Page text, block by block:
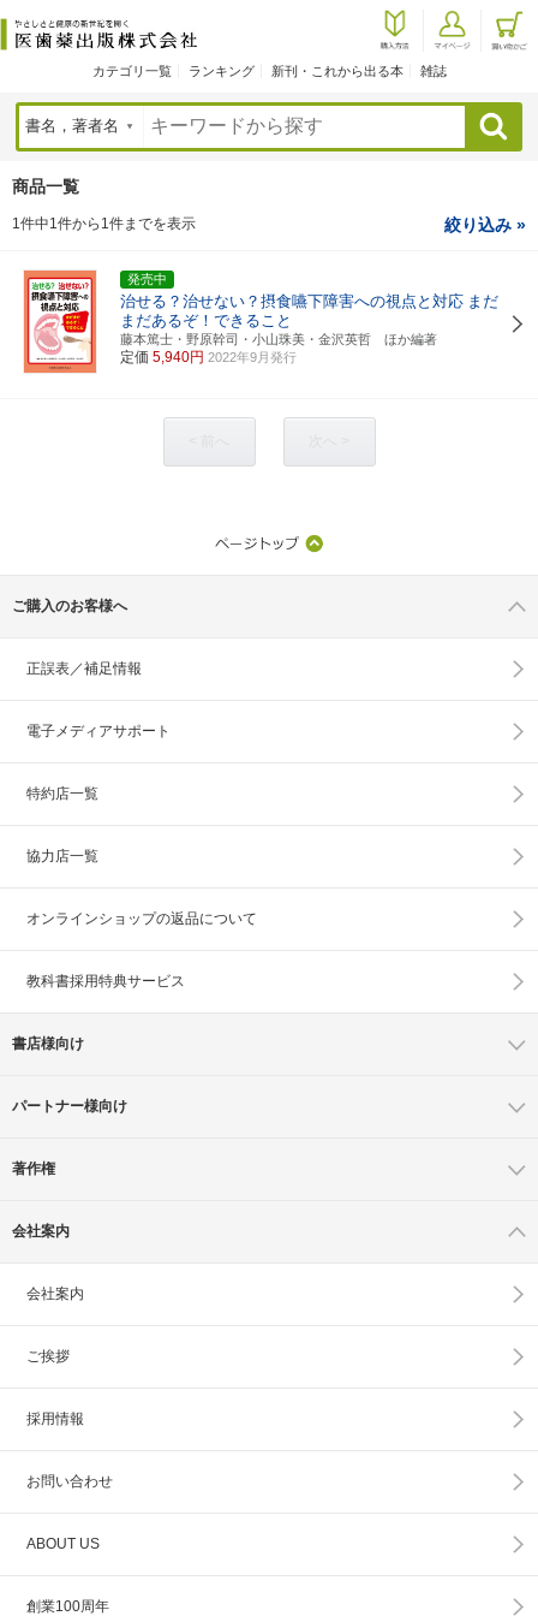
カテゴリ一覧 ランキング 新刊・これから出る本 雑誌
検索
商品一覧
1件中1件から1件までを表示 絞り込み »
発売中
治せる？治せない？摂食嚥下障害への視点と対応 まだ
まだあるぞ！できること
藤本篤士・野原幹司・小山珠美・金沢英哲 ほか編著
定価 5,940円 2022年9月発行
ご購入のお客様へ
正誤表／補足情報
電子メディアサポート
特約店一覧
協力店一覧
オンラインショップの返品について
教科書採用特典サービス
書店様向け
パートナー様向け
著作権
会社案内
会社案内
ご挨拶
採用情報
お問い合わせ
ABOUT US
創業100周年